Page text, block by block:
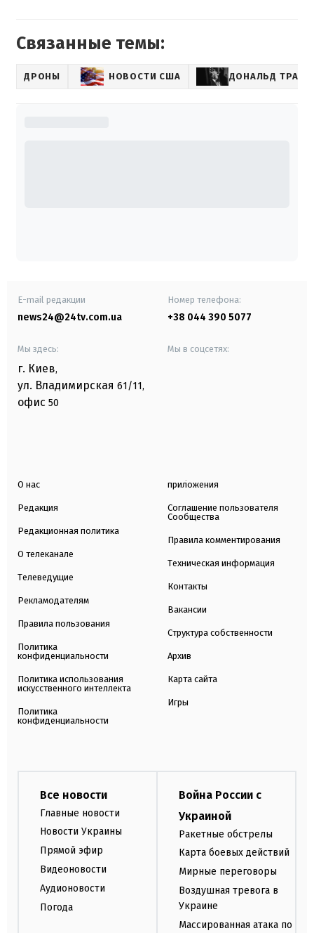
Связанные темы:
ДРОНЫ НОВОСТИ США ДОНАЛЬД ТРАМП
E-mail редакции
news24@24tv.com.ua
Номер телефона:
+38 044 390 5077
Мы здесь:
г. Киев,
ул. Владимирская 61/11,
офис 50
Мы в соцсетях:
О нас
Редакция
Редакционная политика
О телеканале
Телеведущие
Рекламодателям
Правила пользования
Политика
конфиденциальности
Политика использования
искусственного интеллекта
Политика
конфиденциальности
приложения
Соглашение пользователя
Сообщества
Правила комментирования
Техническая информация
Контакты
Вакансии
Структура собственности
Архив
Карта сайта
Игры
Все новости
Главные новости
Новости Украины
Прямой эфир
Видеоновости
Аудионовости
Погода
Война России с
Украиной
Ракетные обстрелы
Карта боевых действий
Мирные переговоры
Воздушная тревога в
Украине
Массированная атака по